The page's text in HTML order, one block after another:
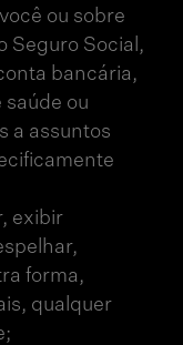
ou sobre
Seguro Social,
bancária,
saúde ou
a assuntos
exibir
forma,
qualquer